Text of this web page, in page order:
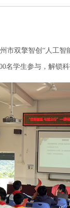
双擎智创“人工智
名学生参与，解锁